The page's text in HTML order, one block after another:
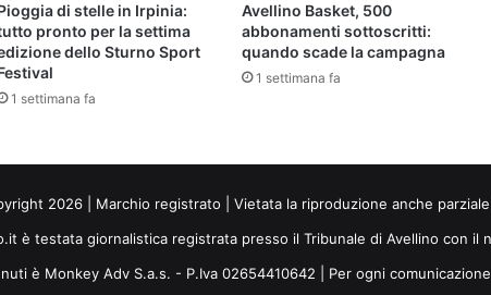
di stelle in Irpinia:
pronto per la settima
dello Sturno Sport
1 settimana fa
Avellino Basket, 500
abbonamenti sottoscritti:
quando scade la campagna
1 settimana fa
2026 | Marchio registrato | Vietata la riproduzione anche
è testata giornalistica registrata presso il Tribunale di Avellino con il
è Monkey Adv S.a.s. - P.Iva 02654410642 | Per ogni